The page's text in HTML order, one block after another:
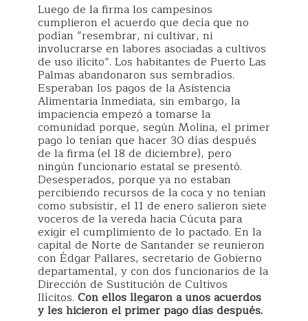
Luego de la firma los campesinos
cumplieron el acuerdo que decía que no
podían “resembrar, ni cultivar, ni
involucrarse en labores asociadas a cultivos
de uso ilícito”. Los habitantes de Puerto Las
Palmas abandonaron sus sembradíos.
Esperaban los pagos de la Asistencia
Alimentaria Inmediata, sin embargo, la
impaciencia empezó a tomarse la
comunidad porque, según Molina, el primer
pago lo tenían que hacer 30 días después
de la firma (el 18 de diciembre), pero
ningún funcionario estatal se presentó.
Desesperados, porque ya no estaban
percibiendo recursos de la coca y no tenían
como subsistir, el 11 de enero salieron siete
voceros de la vereda hacia Cúcuta para
exigir el cumplimiento de lo pactado. En la
capital de Norte de Santander se reunieron
con Édgar Pallares, secretario de Gobierno
departamental, y con dos funcionarios de la
Dirección de Sustitución de Cultivos
Ilícitos. Con ellos llegaron a unos acuerdos
y les hicieron el primer pago días después.